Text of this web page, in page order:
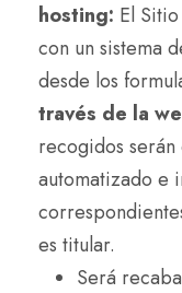
hosting: El
con un sistema
desde los
través de la
recogidos
automatizado e
es titular.
Será